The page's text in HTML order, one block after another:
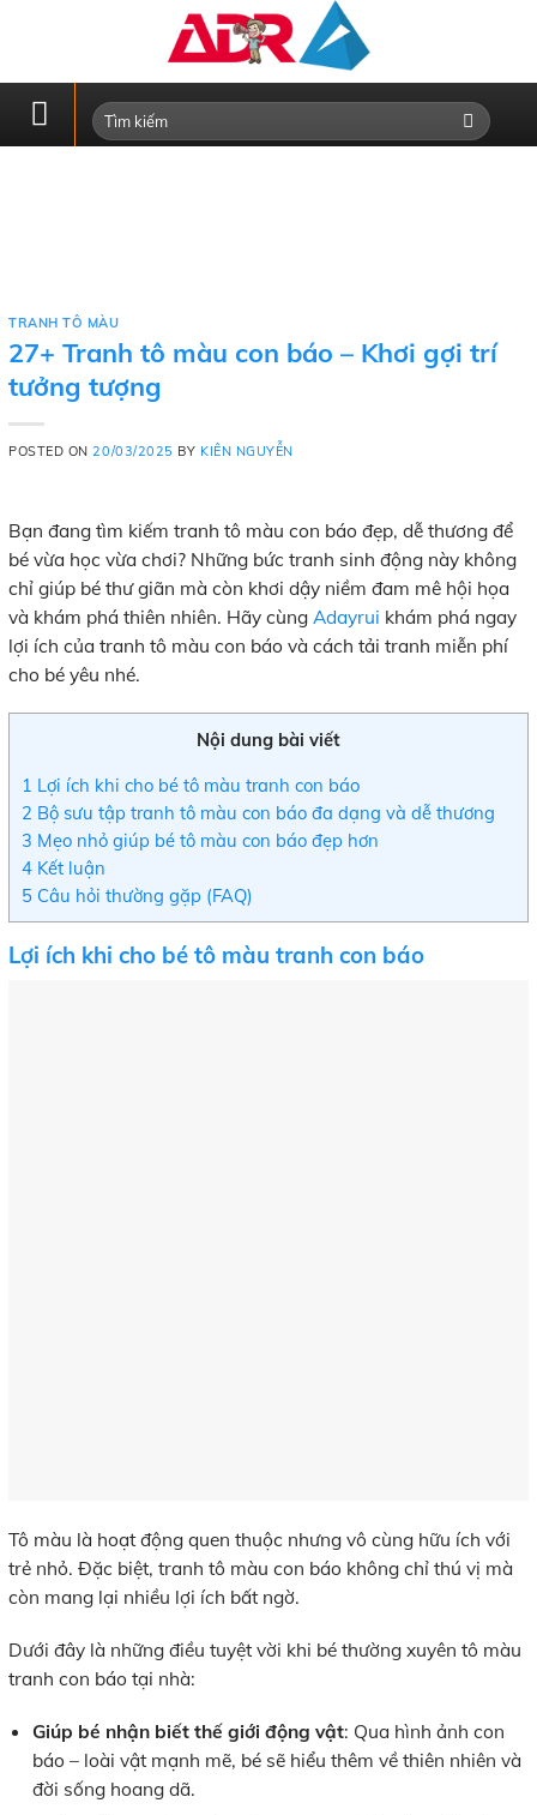
TRANH TÔ MÀU
27+ Tranh tô màu con báo – Khơi gợi trí
tưởng tượng
POSTED ON20/03/2025 BY KIÊN NGUYỄN
Bạn đang tìm kiếm tranh tô màu con báo đẹp, dễ thương để
bé vừa học vừa chơi? Những bức tranh sinh động này không
chỉ giúp bé thư giãn mà còn khơi dậy niềm đam mê hội họa
và khám phá thiên nhiên. Hãy cùng Adayrui khám phá ngay
lợi ích của tranh tô màu con báo và cách tải tranh miễn phí
cho bé yêu nhé.
Nội dung bài viết
1 Lợi ích khi cho bé tô màu tranh con báo
2 Bộ sưu tập tranh tô màu con báo đa dạng và dễ thương
3 Mẹo nhỏ giúp bé tô màu con báo đẹp hơn
4 Kết luận
5 Câu hỏi thường gặp (FAQ)
Lợi ích khi cho bé tô màu tranh con báo
Tô màu là hoạt động quen thuộc nhưng vô cùng hữu ích với
trẻ nhỏ. Đặc biệt, tranh tô màu con báo không chỉ thú vị mà
còn mang lại nhiều lợi ích bất ngờ.
Dưới đây là những điều tuyệt vời khi bé thường xuyên tô màu
tranh con báo tại nhà:
Giúp bé nhận biết thế giới động vật: Qua hình ảnh con
báo – loài vật mạnh mẽ, bé sẽ hiểu thêm về thiên nhiên và
đời sống hoang dã.